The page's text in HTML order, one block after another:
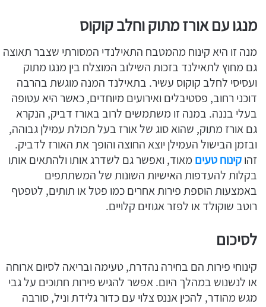
מנגו עם אורז מתוק וחלב קוקוס
מנה זו היא קינוח מהמטבח התאילנדי המסורתי שצבר תאוצה
גם מחוץ לתאילנד בזכות השילוב המוצלח בין מנגו מתוק
ועסיסי לחלב קוקוס עשיר. בתאילנד המנה מוגשת בהרבה
דוכני רחוב, פסטיבלים ואירועים מיוחדים, כאשר היא עטופה
בעלי בננה. במנה זו משתמשים לרוב באורז דביק, הנקרא
גם אורז מתוק, שהוא סוג של אורז בעל תכולת עמילן גבוהה,
ובזמן הבישול העמילן יוצא החוצה והופך את האורז לדביק.
זהוקינוח טעים מאוד, ואפשר גם לשדרג אותו ולהתאים אותו
בקלות להעדפות האישיות השונות של המשתתפים
באמצעות הוספת פירות אחרים כמו פטל או תותים, לטפטף
רוטב שוקולד או לפזר אגוזים קלויים.
לסיכום
קינוחי פירות הם בחירה נהדרת, טעימה ובריאה לסיום ארוחה
או לנשנוש במהלך היום. אפשר להגיש פירות חתוכים על גבי
מגש מהודר, להכין אננס צלוי עם כדור גלידת וניל, סורבה